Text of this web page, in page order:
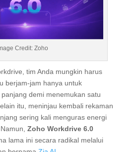
Credit: Zoho
tim Anda mungkin harus
berjam-jam hanya untuk
demi menemukan satu
itu, meninjau kembali rekaman
sering kali menguras energi
Zoho Workdrive 6.0
lama ini secara radikal melalui